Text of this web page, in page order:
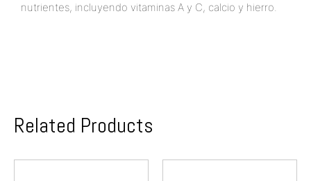
nutrientes, incluyendo vitaminas A y C, calcio y hierro.
Related Products